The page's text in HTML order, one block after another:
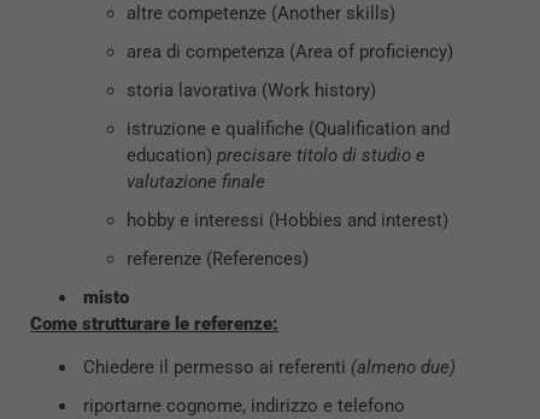
altre competenze (Another skills)
area di competenza (Area of proficiency)
storia lavorativa (Work history)
istruzione e qualifiche (Qualification and
education) precisare titolo di studio e
valutazione finale
hobby e interessi (Hobbies and interest)
referenze (References)
misto
Come strutturare le referenze:
Chiedere il permesso ai referenti (almeno due)
riportarne cognome, indirizzo e telefono